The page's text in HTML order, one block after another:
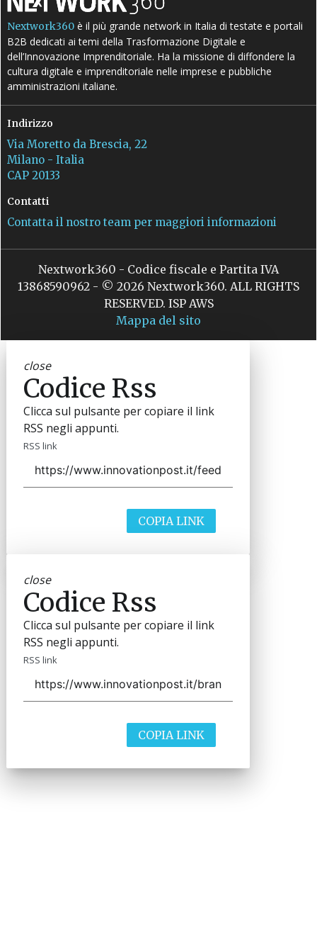
Nextwork360 è il più grande network in Italia di testate e portali
B2B dedicati ai temi della Trasformazione Digitale e
dell’Innovazione Imprenditoriale. Ha la missione di diffondere la
cultura digitale e imprenditoriale nelle imprese e pubbliche
amministrazioni italiane.
Indirizzo
Via Moretto da Brescia, 22
Milano - Italia
CAP 20133
Contatti
Contatta il nostro team per maggiori informazioni
Nextwork360 - Codice fiscale e Partita IVA
13868590962 - © 2026 Nextwork360. ALL RIGHTS
RESERVED. ISP AWS
Mappa del sito
close
Codice Rss
Clicca sul pulsante per copiare il link
RSS negli appunti.
RSS link
COPIA LINK
close
Codice Rss
Clicca sul pulsante per copiare il link
RSS negli appunti.
RSS link
COPIA LINK